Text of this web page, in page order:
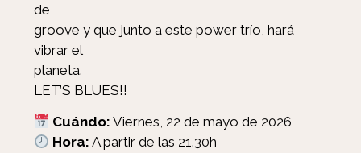
de
groove y que junto a este power trío, hará
vibrar el
planeta.
LET’S BLUES!!
Cuándo: Viernes, 22 de mayo de 2026
Hora: A partir de las 21.30h